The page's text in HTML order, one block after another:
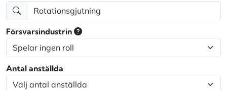
Försvarsindustrin
Antal anställda